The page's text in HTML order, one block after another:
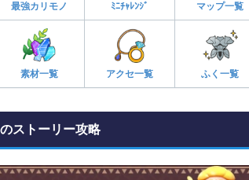
最強カリモノ ﾐﾆﾁｬﾚﾝｼﾞ マップ一覧
素材一覧 アクセ一覧 ふく一覧
ストーリー攻略